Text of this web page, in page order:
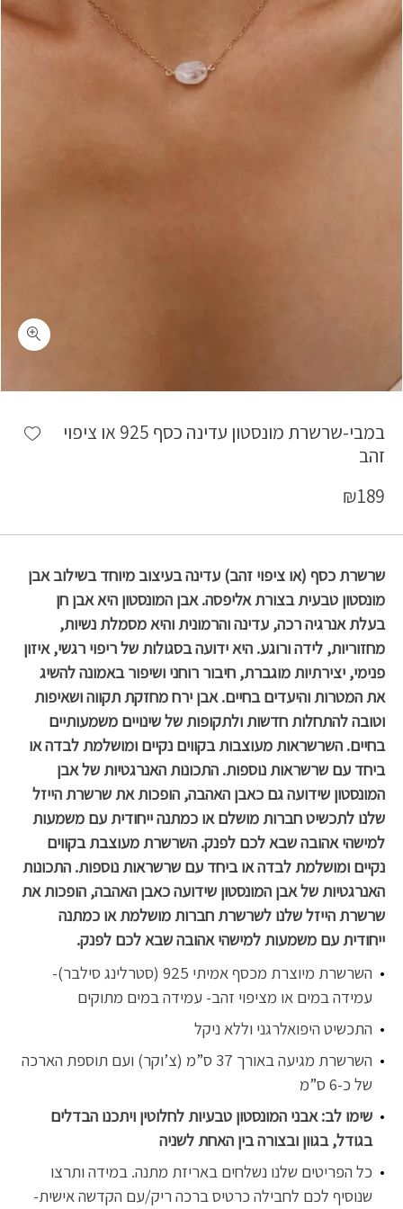
במבי-שרשרת מונסטון עדינה כסף 925 או ציפוי
זהב
₪189
שרשרת כסף (או ציפוי זהב) עדינה בעיצוב מיוחד בשילוב אבן
מונסטון טבעית בצורת אליפסה. אבן המונסטון היא אבן חן
בעלת אנרגיה רכה, עדינה והרמונית והיא מסמלת נשיות,
מחזוריות, לידה ורוגע. היא ידועה בסגולות של ריפוי רגשי, איזון
פנימי, יצירתיות מוגברת, חיבור רוחני ושיפור באמונה להשיג
את המטרות והיעדים בחיים. אבן ירח מחזקת תקווה ושאיפות
וטובה להתחלות חדשות ולתקופות של שינויים משמעותיים
בחיים. השרשראות מעוצבות בקווים נקיים ומושלמת לבדה או
ביחד עם שרשראות נוספות. התכונות האנרגטיות של אבן
המונסטון שידועה גם כאבן האהבה, הופכות את שרשרת הייזל
שלנו לתכשיט חברות מושלם או כמתנה ייחודית עם משמעות
למישהי אהובה שבא לכם לפנק. השרשרת מעוצבת בקווים
נקיים ומושלמת לבדה או ביחד עם שרשראות נוספות. התכונות
האנרגטיות של אבן המונסטון שידועה כאבן האהבה, הופכות את
שרשרת הייזל שלנו לשרשרת חברות מושלמת או כמתנה
ייחודית עם משמעות למישהי אהובה שבא לכם לפנק.
השרשרת מיוצרת מכסף אמיתי 925 (סטרלינג סילבר)-
עמידה במים או מציפוי זהב- עמידה במים מתוקים
התכשיט היפואלרגני וללא ניקל
השרשרת מגיעה באורך 37 ס”מ (צ’וקר) ועם תוספת הארכה
של כ-6 ס”מ
שימו לב: אבני המונסטון טבעיות לחלוטין ויתכנו הבדלים
בגודל, בגוון ובצורה בין האחת לשניה
כל הפריטים שלנו נשלחים באריזת מתנה. במידה ותרצו
שנוסיף לכם לחבילה כרטיס ברכה ריק/עם הקדשה אישית-